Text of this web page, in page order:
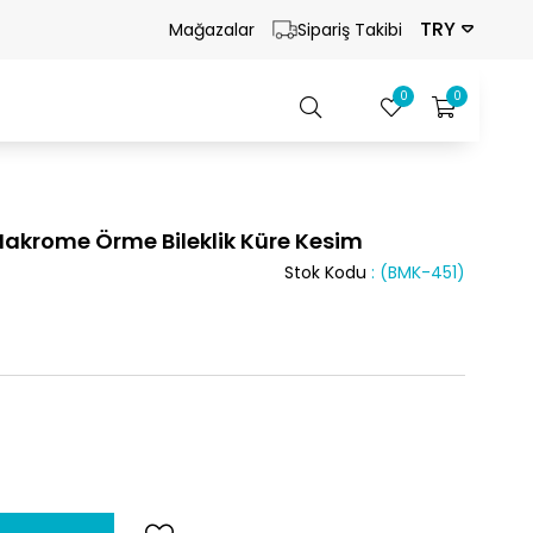
Mağazalar Sipariş Takibi TRY
0
0
Örme Bileklik Küre Kesim
(BMK-451)
Stok Kodu